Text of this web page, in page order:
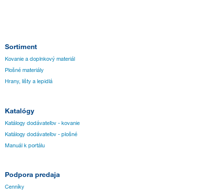
Sortiment
Kovanie a doplnkový materiál
Plošné materiály
Hrany, lišty a lepidlá
Katalógy
Katálogy dodávateľov - kovanie
Katálogy dodávateľov - plošné
Manuál k portálu
Podpora predaja
Cenníky